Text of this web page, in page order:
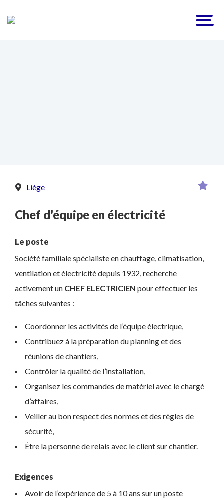
Liège
Chef d'équipe en électricité
Le poste
Société familiale spécialiste en chauffage, climatisation,
ventilation et électricité depuis 1932, recherche
activement un CHEF ELECTRICIEN pour effectuer les
tâches suivantes :
Coordonner les activités de l’équipe électrique,
Contribuez à la préparation du planning et des
réunions de chantiers,
Contrôler la qualité de l’installation,
Organisez les commandes de matériel avec le chargé
d’affaires,
Veiller au bon respect des normes et des règles de
sécurité,
Être la personne de relais avec le client sur chantier.
Exigences
Avoir de l’expérience de 5 à 10 ans sur un poste